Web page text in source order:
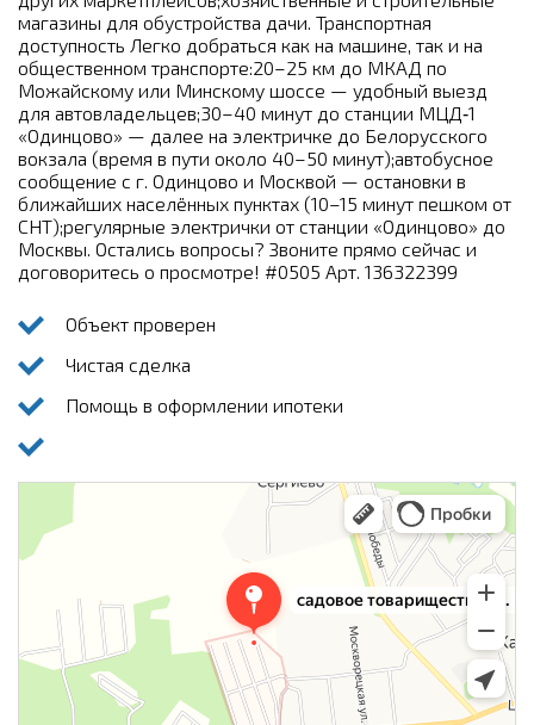
магазины для обустройства дачи. Транспортная
доступность Легко добраться как на машине, так и на
общественном транспорте:20–25 км до МКАД по
Можайскому или Минскому шоссе — удобный выезд
для автовладельцев;30–40 минут до станции МЦД‑1
«Одинцово» — далее на электричке до Белорусского
вокзала (время в пути около 40–50 минут);автобусное
сообщение с г. Одинцово и Москвой — остановки в
ближайших населённых пунктах (10–15 минут пешком от
СНТ);регулярные электрички от станции «Одинцово» до
Москвы. Остались вопросы? Звоните прямо сейчас и
договоритесь о просмотре! #0505 Арт. 136322399
Объект проверен
Чистая сделка
Помощь в оформлении ипотеки